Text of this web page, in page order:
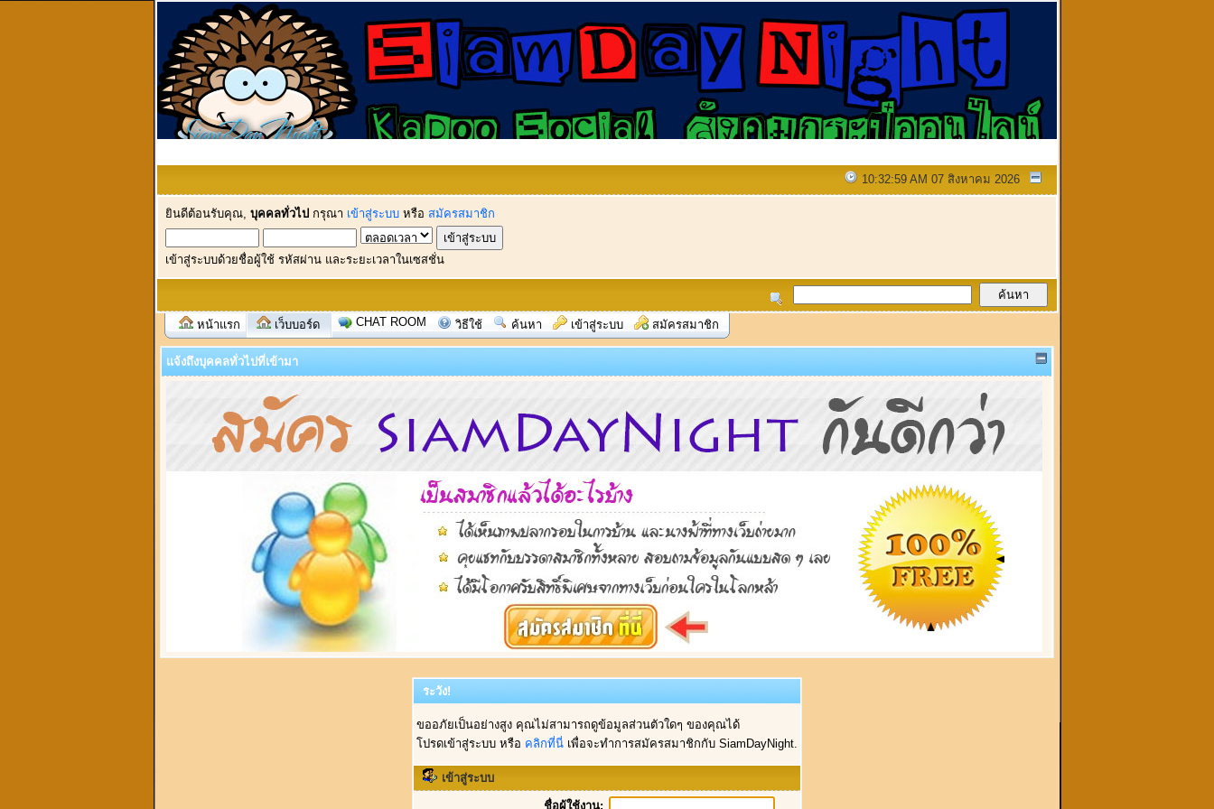
10:32:59 AM 07 สิงหาคม 2026
ยินดีต้อนรับคุณ, บุคคลทั่วไป กรุณา เข้าสู่ระบบ หรือ สมัครสมาชิก
เข้าสู่ระบบด้วยชื่อผู้ใช้ รหัสผ่าน และระยะเวลาในเซสชั่น
หน้าแรก เว็บบอร์ด CHAT ROOM วิธีใช้ ค้นหา เข้าสู่ระบบ สมัครสมาชิก
แจ้งถึงบุคคลทั่วไปที่เข้ามา
ระวัง!
ขออภัยเป็นอย่างสูง คุณไม่สามารถดูข้อมูลส่วนตัวใดๆ ของคุณได้
โปรดเข้าสู่ระบบ หรือ คลิกที่นี่ เพื่อจะทำการสมัครสมาชิกกับ SiamDayNight.
เข้าสู่ระบบ
ชื่อผู้ใช้งาน: